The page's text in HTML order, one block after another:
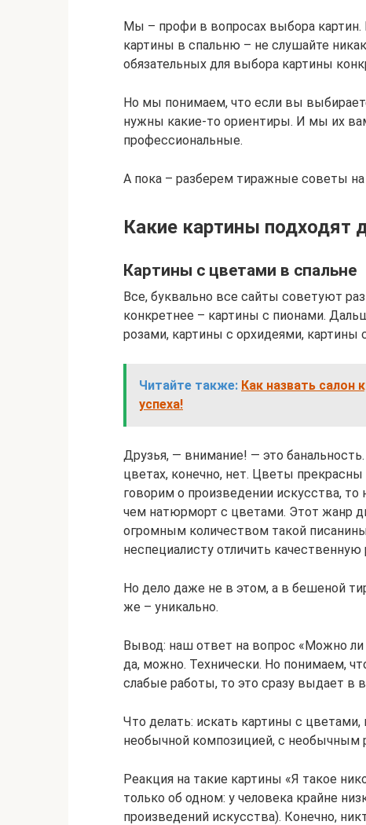
Мы – профи в вопросах выбора
картины в спальню – не слушайте
обязательных для выбора картины
Но мы понимаем, что если вы
нужны какие-то ориентиры. И мы их
профессиональные.
А пока – разберем тиражные советы на
Какие картины подходят
Картины с цветами в спальне
Все, буквально все сайты советуют
конкретнее – картины с пионами.
розами, картины с орхидеями,
Читайте также: Как назвать салон
успеха!
Друзья, — внимание! — это
цветах, конечно, нет. Цветы
говорим о произведении искусства, то
чем натюрморт с цветами. Этот жанр
огромным количеством такой
неспециалисту отличить
Но дело даже не в этом, а в бешеной
же – уникально.
Вывод: наш ответ на вопрос «Можно
да, можно. Технически. Но понимаем,
слабые работы, то это сразу выдает в
Что делать: искать картины с
необычной композицией, с необычным
Реакция на такие картины «Я такое
только об одном: у человека крайне
произведений искусства). Конечно,